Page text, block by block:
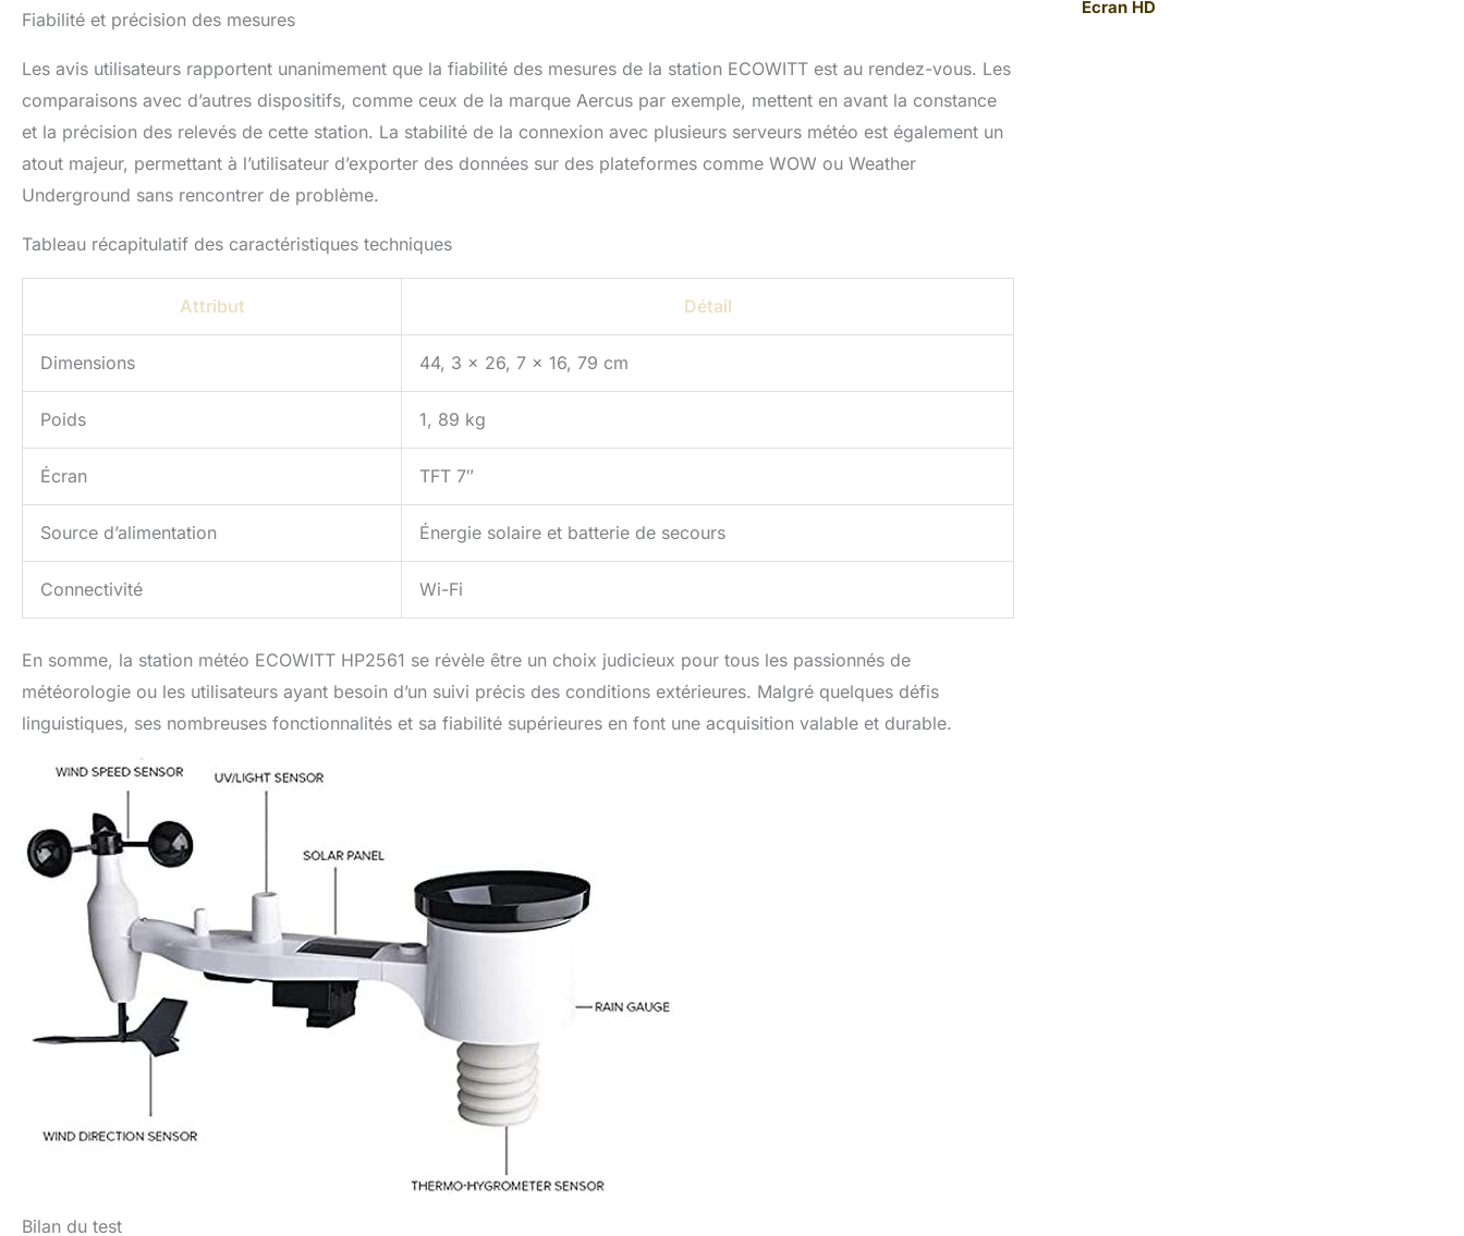
Fiabilité et précision des mesures
Les avis utilisateurs rapportent unanimement que la fiabilité des mesures de la station ECOWITT est au rendez-vous. Les
comparaisons avec d’autres dispositifs, comme ceux de la marque Aercus par exemple, mettent en avant la constance
et la précision des relevés de cette station. La stabilité de la connexion avec plusieurs serveurs météo est également un
atout majeur, permettant à l’utilisateur d’exporter des données sur des plateformes comme WOW ou Weather
Underground sans rencontrer de problème.
Tableau récapitulatif des caractéristiques techniques
Attribut Détail
Dimensions 44, 3 x 26, 7 x 16, 79 cm
Poids 1, 89 kg
Écran TFT 7″
Source d’alimentation Énergie solaire et batterie de secours
Connectivité Wi-Fi
En somme, la station météo ECOWITT HP2561 se révèle être un choix judicieux pour tous les passionnés de
météorologie ou les utilisateurs ayant besoin d’un suivi précis des conditions extérieures. Malgré quelques défis
linguistiques, ses nombreuses fonctionnalités et sa fiabilité supérieures en font une acquisition valable et durable.
Bilan du test
Écran HD